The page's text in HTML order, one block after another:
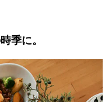
季に。